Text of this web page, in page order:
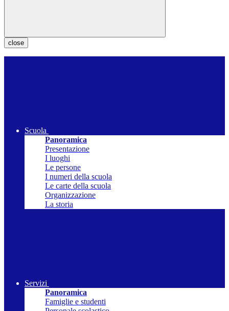
close
Scuola
Panoramica
Presentazione
I luoghi
Le persone
I numeri della scuola
Le carte della scuola
Organizzazione
La storia
Servizi
Panoramica
Famiglie e studenti